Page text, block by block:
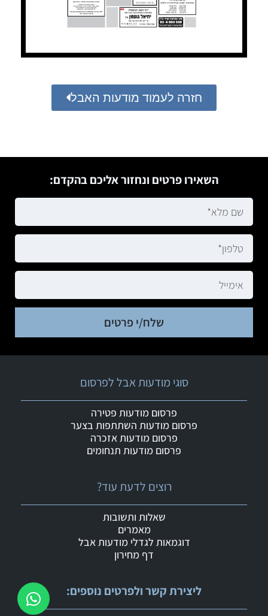
חזרה לעמוד מודעות האבל
השאירו פרטים ונחזור אליכם בהקדם:
שלח/י פרטים
ליצירת קשר ולפרטים נוספים:
רוצים לדעת עוד?
שאלות ותשובות
מאמרים
דוגמאות לגדלי מודעות אבל
דף מחירון
סוגי מודעות אבל לפרסום
פרסום מודעות פטירה
פרסום מודעות השתתפות בצער
פרסום מודעות אזכרה
פרסום מודעות תנחומים